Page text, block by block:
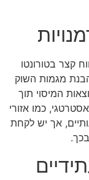
קצר בטורונטו
מגמות השוק
המיסוי תוך
כמו אזורי
אך יש לקחת